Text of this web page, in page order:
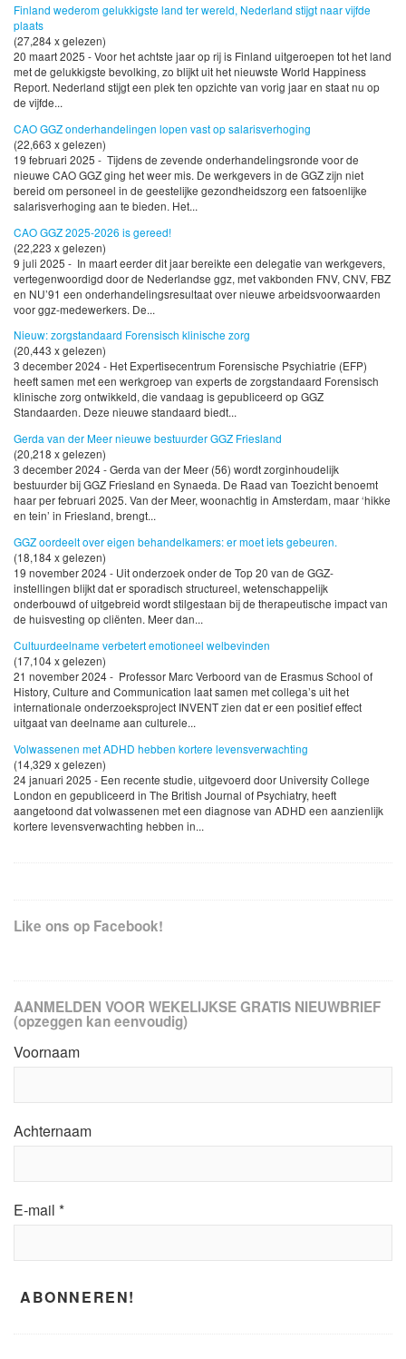
Finland wederom gelukkigste land ter wereld, Nederland stijgt naar vijfde
plaats
(27,284 x gelezen)
20 maart 2025 - Voor het achtste jaar op rij is Finland uitgeroepen tot het land
met de gelukkigste bevolking, zo blijkt uit het nieuwste World Happiness
Report. Nederland stijgt een plek ten opzichte van vorig jaar en staat nu op
de vijfde...
CAO GGZ onderhandelingen lopen vast op salarisverhoging
(22,663 x gelezen)
19 februari 2025 - Tijdens de zevende onderhandelingsronde voor de
nieuwe CAO GGZ ging het weer mis. De werkgevers in de GGZ zijn niet
bereid om personeel in de geestelijke gezondheidszorg een fatsoenlijke
salarisverhoging aan te bieden. Het...
CAO GGZ 2025-2026 is gereed!
(22,223 x gelezen)
9 juli 2025 - In maart eerder dit jaar bereikte een delegatie van werkgevers,
vertegenwoordigd door de Nederlandse ggz, met vakbonden FNV, CNV, FBZ
en NU’91 een onderhandelingsresultaat over nieuwe arbeidsvoorwaarden
voor ggz-medewerkers. De...
Nieuw: zorgstandaard Forensisch klinische zorg
(20,443 x gelezen)
3 december 2024 - Het Expertisecentrum Forensische Psychiatrie (EFP)
heeft samen met een werkgroep van experts de zorgstandaard Forensisch
klinische zorg ontwikkeld, die vandaag is gepubliceerd op GGZ
Standaarden. Deze nieuwe standaard biedt...
Gerda van der Meer nieuwe bestuurder GGZ Friesland
(20,218 x gelezen)
3 december 2024 - Gerda van der Meer (56) wordt zorginhoudelijk
bestuurder bij GGZ Friesland en Synaeda. De Raad van Toezicht benoemt
haar per februari 2025. Van der Meer, woonachtig in Amsterdam, maar ‘hikke
en tein’ in Friesland, brengt...
GGZ oordeelt over eigen behandelkamers: er moet iets gebeuren.
(18,184 x gelezen)
19 november 2024 - Uit onderzoek onder de Top 20 van de GGZ-
instellingen blijkt dat er sporadisch structureel, wetenschappelijk
onderbouwd of uitgebreid wordt stilgestaan bij de therapeutische impact van
de huisvesting op cliënten. Meer dan...
Cultuurdeelname verbetert emotioneel welbevinden
(17,104 x gelezen)
21 november 2024 - Professor Marc Verboord van de Erasmus School of
History, Culture and Communication laat samen met collega’s uit het
internationale onderzoeksproject INVENT zien dat er een positief effect
uitgaat van deelname aan culturele...
Volwassenen met ADHD hebben kortere levensverwachting
(14,329 x gelezen)
24 januari 2025 - Een recente studie, uitgevoerd door University College
London en gepubliceerd in The British Journal of Psychiatry, heeft
aangetoond dat volwassenen met een diagnose van ADHD een aanzienlijk
kortere levensverwachting hebben in...
Like ons op Facebook!
AANMELDEN VOOR WEKELIJKSE GRATIS NIEUWBRIEF
(opzeggen kan eenvoudig)
Voornaam
Achternaam
E-mail *